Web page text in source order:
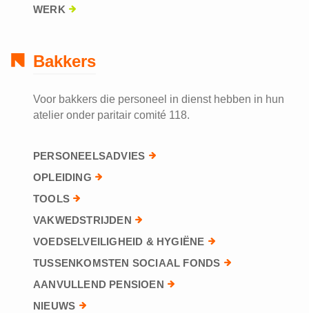
WERK
Bakkers
Voor bakkers die personeel in dienst hebben in hun
atelier onder paritair comité 118.
PERSONEELSADVIES
OPLEIDING
TOOLS
VAKWEDSTRIJDEN
VOEDSELVEILIGHEID & HYGIËNE
TUSSENKOMSTEN SOCIAAL FONDS
AANVULLEND PENSIOEN
NIEUWS